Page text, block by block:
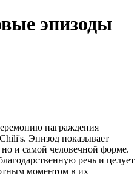
эпизоды
награждения
Эпизод показывает
и самой человечной форме.
речь и целует
моментом в их